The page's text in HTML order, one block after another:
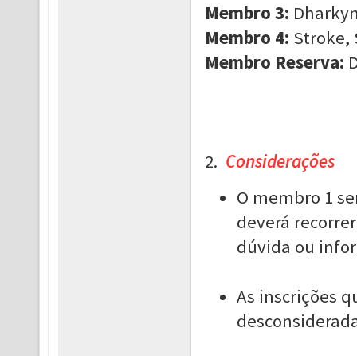
Membro 3:
Membro 4: Stroke,
Membro Reserva:
2. Considerações
O membro 1
deverá
dúvida ou
As inscrições